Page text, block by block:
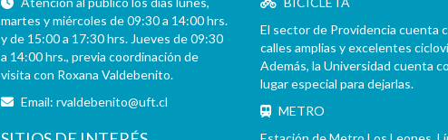
martes y miércoles de 09:30 a 14:00 hrs.
y de 15:00 a 17:30 hrs. Jueves de 09:30
a 14:00 hrs., previa coordinación de
visita con Roxana Valdebenito.
Email:rvaldebenito@uft.cl
El sector de Providencia cuenta
calles amplias y excelentes
Además, la Universidad cuenta
lugar especial para dejarlas.
METRO